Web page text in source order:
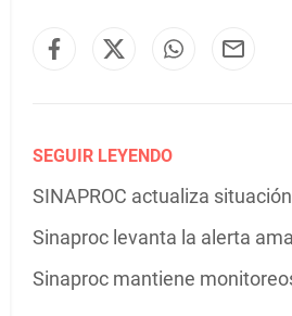
SEGUIR LEYENDO
SINAPROC actualiza
Sinaproc levanta la alerta
Sinaproc mantiene